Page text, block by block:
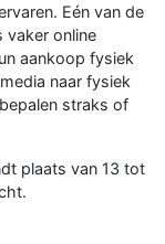
Eén van de
vaker online
aankoop fysiek
naar fysiek
straks of
plaats van 13 tot